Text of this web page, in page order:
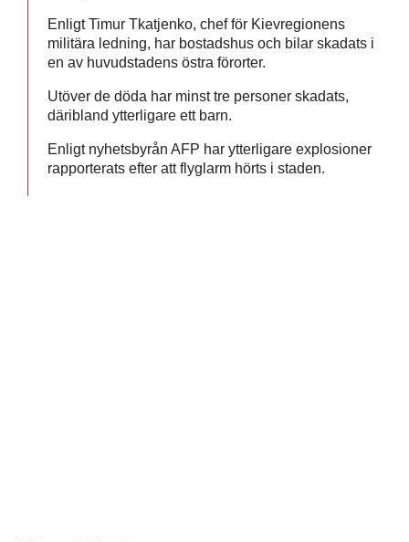
Enligt Timur Tkatjenko, chef för Kievregionens
militära ledning, har bostadshus och bilar skadats i
en av huvudstadens östra förorter.
Utöver de döda har minst tre personer skadats,
däribland ytterligare ett barn.
Enligt nyhetsbyrån AFP har ytterligare explosioner
rapporterats efter att flyglarm hörts i staden.